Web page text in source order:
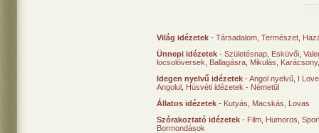
Világ idézetek - Társadalom Természet
Ünnepi idézetek - Születésnap Esküvői
locsolóversek
Ballagásra Mikulás Karácsony
Idegen nyelvű idézetek -Angol nyelvű I
Angolul Húsvéti idézetek - Németül
Állatos idézetek - Kutyás Macskás
Lovas
Szórakoztató idézetek - Film Humoros
Bormondások